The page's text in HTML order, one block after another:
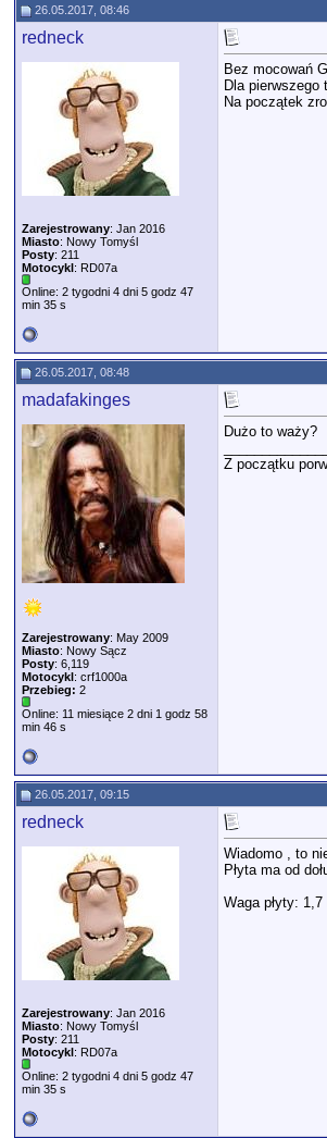
26.05.2017, 08:46
redneck
Zarejestrowany: Jan 2016
Miasto: Nowy Tomyśl
Posty: 211
Motocykl: RD07a
Online: 2 tygodni 4 dni 5 godz 47
min 35 s
Bez mocowań
Dla pierwszego
Na początek
26.05.2017, 08:48
madafakinges
Zarejestrowany: May 2009
Miasto: Nowy Sącz
Posty: 6,119
Motocykl: crf1000a
Przebieg: 2
Online: 11 miesiące 2 dni 1 godz 58
min 46 s
Dużo to waży?
Z początku
26.05.2017, 09:15
redneck
Zarejestrowany: Jan 2016
Miasto: Nowy Tomyśl
Posty: 211
Motocykl: RD07a
Online: 2 tygodni 4 dni 5 godz 47
min 35 s
Wiadomo , to
Płyta ma od
Waga płyty: 1,7